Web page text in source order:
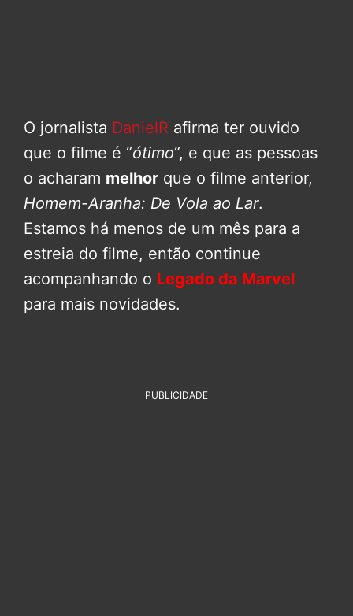
O jornalista DanielR afirma ter ouvido
que o filme é “ótimo“, e que as pessoas
o acharam melhor que o filme anterior,
Homem-Aranha: De Vola ao Lar.
Estamos há menos de um mês para a
estreia do filme, então continue
acompanhando o Legado da Marvel
para mais novidades.
PUBLICIDADE